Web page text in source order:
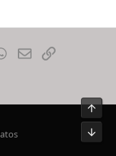
WhatsApp
EmailEnlace